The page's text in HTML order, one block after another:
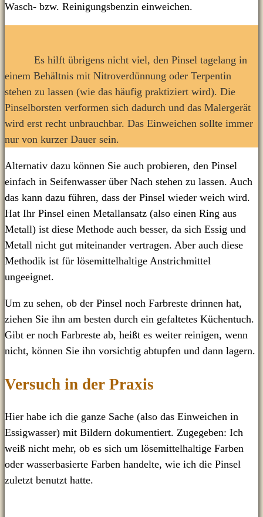
Wasch- bzw. Reinigungsbenzin einweichen.
Es hilft übrigens nicht viel, den Pinsel tagelang in
einem Behältnis mit Nitroverdünnung oder Terpentin
stehen zu lassen (wie das häufig praktiziert wird). Die
Pinselborsten verformen sich dadurch und das Malergerät
wird erst recht unbrauchbar. Das Einweichen sollte immer
nur von kurzer Dauer sein.
Alternativ dazu können Sie auch probieren, den Pinsel
einfach in Seifenwasser über Nach stehen zu lassen. Auch
das kann dazu führen, dass der Pinsel wieder weich wird.
Hat Ihr Pinsel einen Metallansatz (also einen Ring aus
Metall) ist diese Methode auch besser, da sich Essig und
Metall nicht gut miteinander vertragen. Aber auch diese
Methodik ist für lösemittelhaltige Anstrichmittel
ungeeignet.
Um zu sehen, ob der Pinsel noch Farbreste drinnen hat,
ziehen Sie ihn am besten durch ein gefaltetes Küchentuch.
Gibt er noch Farbreste ab, heißt es weiter reinigen, wenn
nicht, können Sie ihn vorsichtig abtupfen und dann lagern.
Versuch in der Praxis
Hier habe ich die ganze Sache (also das Einweichen in
Essigwasser) mit Bildern dokumentiert. Zugegeben: Ich
weiß nicht mehr, ob es sich um lösemittelhaltige Farben
oder wasserbasierte Farben handelte, wie ich die Pinsel
zuletzt benutzt hatte.